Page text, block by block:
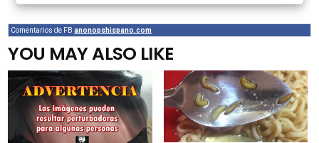
Comentarios de FBanonopshispano.com
YOU MAY ALSO LIKE